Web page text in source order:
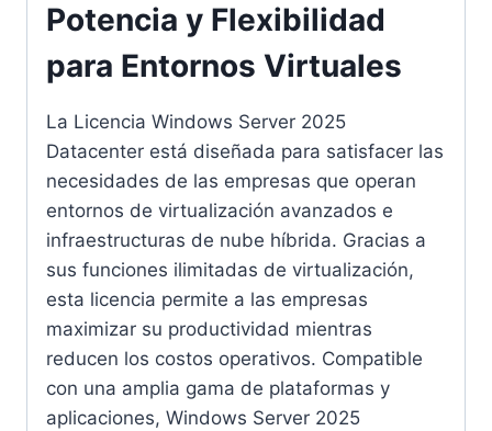
Potencia y Flexibilidad
para Entornos Virtuales
La Licencia Windows Server 2025
Datacenter está diseñada para satisfacer las
necesidades de las empresas que operan
entornos de virtualización avanzados e
infraestructuras de nube híbrida. Gracias a
sus funciones ilimitadas de virtualización,
esta licencia permite a las empresas
maximizar su productividad mientras
reducen los costos operativos. Compatible
con una amplia gama de plataformas y
aplicaciones, Windows Server 2025